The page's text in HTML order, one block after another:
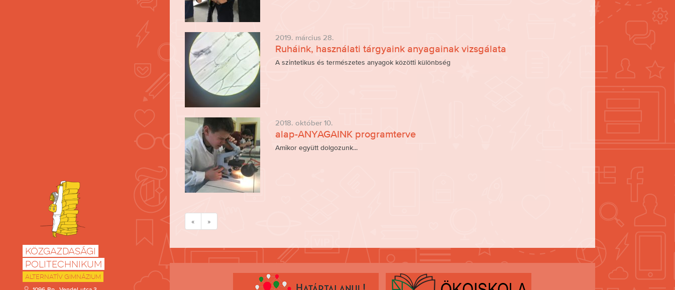
Közgazdasági
Politechnikum
Alternatív Gimnázium
2019. március 28.
Ruháink, használati tárgyaink anyagainak vizsgálata
A szintetikus és természetes anyagok közötti különbség
2018. október 10.
alap-ANYAGAINK programterve
Amikor együtt dolgozunk...
« »